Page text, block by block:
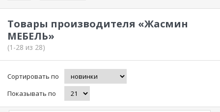
Товары производителя «Жасмин
МЕБЕЛЬ»
(1-28 из 28)
Сортировать по
Показывать по